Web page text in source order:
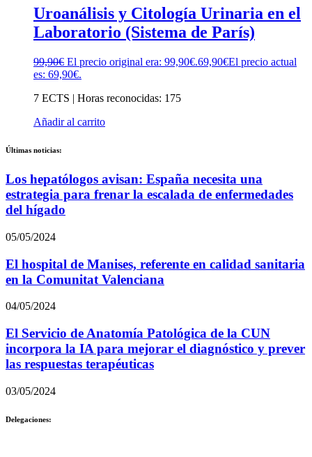
Uroanálisis y Citología Urinaria en el
Laboratorio (Sistema de París)
99,90€ El precio original era: 99,90€.69,90€El precio actual
es: 69,90€.
7 ECTS | Horas reconocidas: 175
Añadir al carrito
Últimas noticias:
Los hepatólogos avisan: España necesita una
estrategia para frenar la escalada de enfermedades
del hígado
05/05/2024
El hospital de Manises, referente en calidad sanitaria
en la Comunitat Valenciana
04/05/2024
El Servicio de Anatomía Patológica de la CUN
incorpora la IA para mejorar el diagnóstico y prever
las respuestas terapéuticas
03/05/2024
Delegaciones: